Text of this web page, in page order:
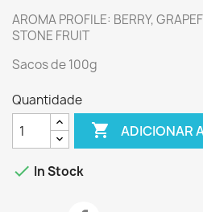
AROMA PROFILE: BERRY,
STONE FRUIT
Sacos de 100g
Quantidade
 ADICIONAR
 In Stock